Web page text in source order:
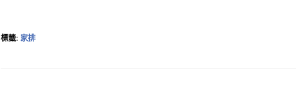
標籤: 家排